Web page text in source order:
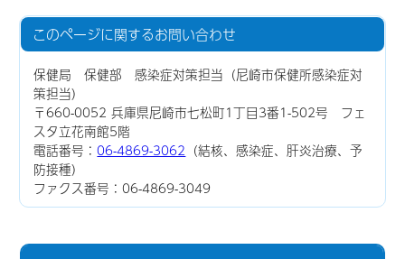
このページに関するお問い合わせ
保健局 保健部 感染症対策担当（尼崎市保健所感染症対
策担当）
〒660-0052 兵庫県尼崎市七松町1丁目3番1-502号 フェ
スタ立花南館5階
電話番号：06-4869-3062 （結核、感染症、肝炎治療、予
防接種）
ファクス番号：06-4869-3049